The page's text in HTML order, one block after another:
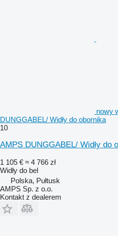
nowy
DUNGGABEL/ Widły do obornika
10
AMPS DUNGGABEL/ Widły do
1 105 € ≈ 4 766 zł
Widły do bel
Polska, Pułtusk
AMPS Sp. z o.o.
Kontakt z dealerem